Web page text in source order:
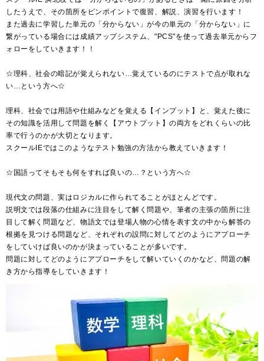
したうえで、その箇所をピンポイントで復習、解説、演習を行います！
また過去に学習した単元の「分からない」が今の単元の「分からない」に
繋がっている場合には成績アップシステム、"PCS"を使って過去単元からフ
ォローをしていきます！！
☆理科、社会の暗記が覚えられない…覚えているのにテストで点が取れな
い…という方へ☆
理科、社会では用語や仕組みなどを覚える【インプット】と、覚えた後に
その知識を活用して問題を解く【アウトプット】の両方をどれくらいの比
率で行うのかが大切となります。
スクールIEではこのようなテスト勉強の方法から教えていきます！
☆国語ってそもそも何をすれば良いの…？という方へ☆
現代文の問題、実はロジカルに作られてることがほとんどです。
説明文では段落の仕組みに注目をして解く問題や、筆者の主張の箇所に注
目して解く問題など、物語文では登場人物の心情を表す文の中から解答の
根拠を見つける問題など、それぞれの設問に対してどのようにアプローチ
をしていけば良いのかが決まっていることが多いです。
問題に対してどのようにアプローチをして解いていくのかなど、問題の解
き方から指導をしていきます！